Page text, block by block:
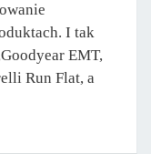
I tak
EMT,
Run Flat, a